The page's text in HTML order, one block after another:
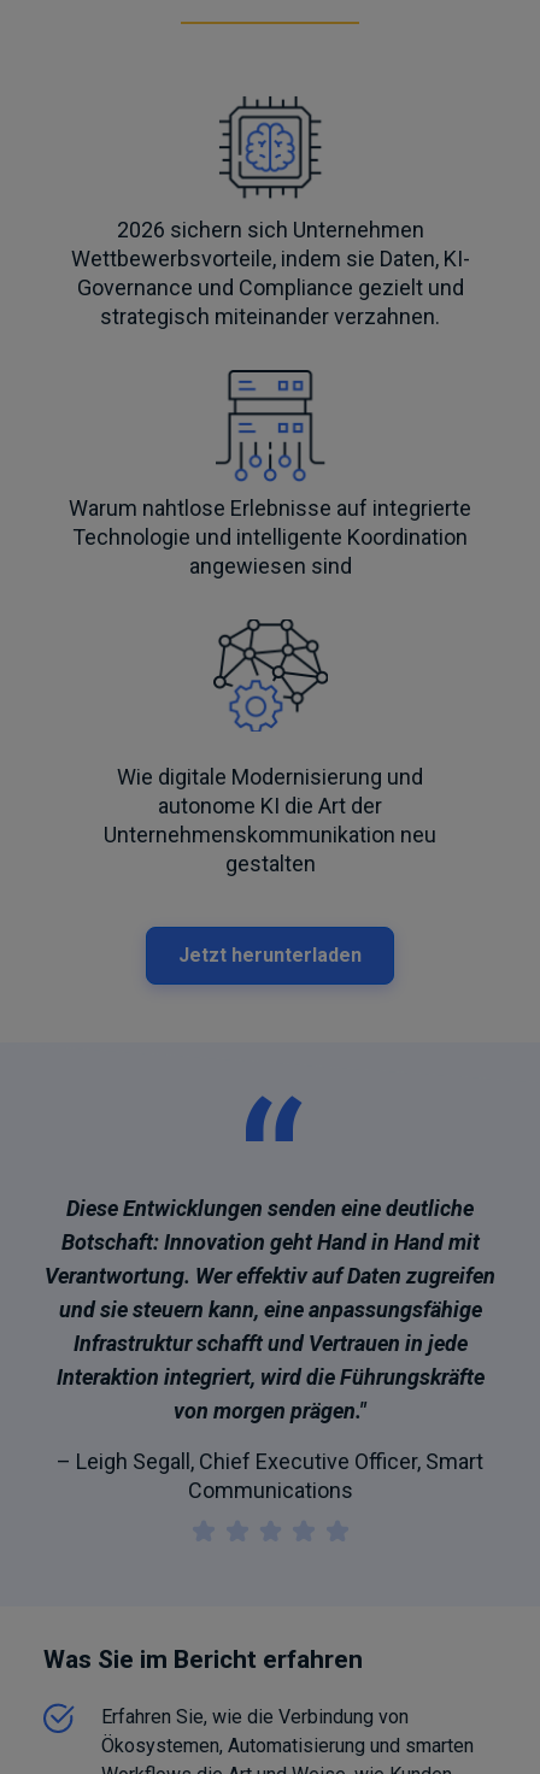
2026 sichern sich Unternehmen
Wettbewerbsvorteile, indem sie Daten, KI-
Governance und Compliance gezielt und
strategisch miteinander verzahnen.
Warum nahtlose Erlebnisse auf integrierte
Technologie und intelligente Koordination
angewiesen sind
Wie digitale Modernisierung und
autonome KI die Art der
Unternehmenskommunikation neu
gestalten
Jetzt herunterladen
“
Diese Entwicklungen senden eine deutliche
Botschaft: Innovation geht Hand in Hand mit
Verantwortung. Wer effektiv auf Daten zugreifen
und sie steuern kann, eine anpassungsfähige
Infrastruktur schafft und Vertrauen in jede
Interaktion integriert, wird die Führungskräfte
von morgen prägen."
– Leigh Segall, Chief Executive Officer, Smart
Communications
Was Sie im Bericht erfahren
Erfahren Sie, wie die Verbindung von
Ökosystemen, Automatisierung und smarten